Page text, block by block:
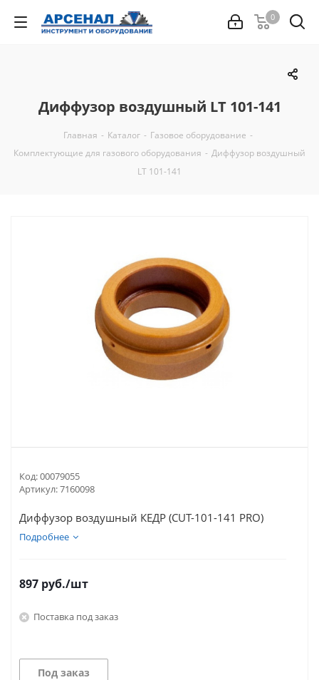
0
Диффузор воздушный LT 101-141
Главная - Каталог - Газовое оборудование -
Комплектующие для газового оборудования - Диффузор воздушный
LT 101-141
Код:00079055
Артикул:7160098
Диффузор воздушный КЕДР (CUT-101-141 PRO)
Подробнее
897 руб./шт
Поставка под заказ
Под заказ